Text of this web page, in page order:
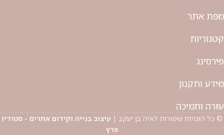
מפת אתר
קטגוריות
פירסינג
מידע ותקנון
עזרה ותמיכה
© כל הזכויות שמורות לאיה בן יעקב | עיצוב בנייה וקידום אתרים - סטודיו
פרץ